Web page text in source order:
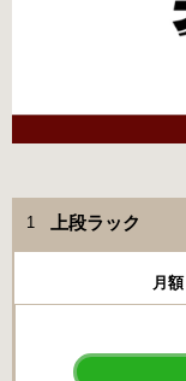
1 上段ラック
月額